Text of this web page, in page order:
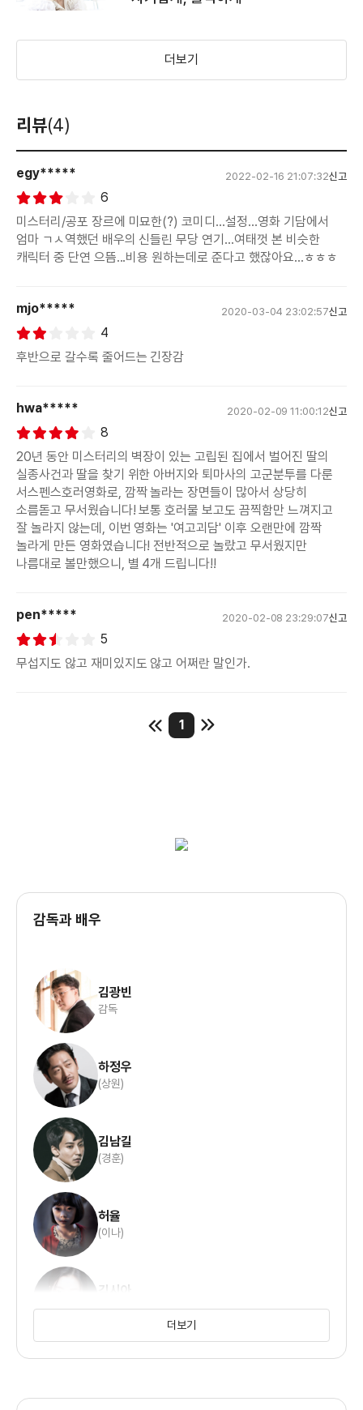
더보기
리뷰(4)
egy***** 2022-02-16 21:07:32신고
6
미스터리/공포 장르에 미묘한(?) 코미디...설정...영화 기담에서
엄마 ㄱㅅ역했던 배우의 신들린 무당 연기...여태껏 본 비슷한
캐릭터 중 단연 으뜸...비용 원하는데로 준다고 했잖아요...ㅎㅎㅎ
mjo***** 2020-03-04 23:02:57신고
4
후반으로 갈수록 줄어드는 긴장감
hwa***** 2020-02-09 11:00:12신고
8
20년 동안 미스터리의 벽장이 있는 고립된 집에서 벌어진 딸의
실종사건과 딸을 찾기 위한 아버지와 퇴마사의 고군분투를 다룬
서스펜스호러영화로, 깜짝 놀라는 장면들이 많아서 상당히
소름돋고 무서웠습니다! 보통 호러물 보고도 끔찍함만 느껴지고
잘 놀라지 않는데, 이번 영화는 '여고괴담' 이후 오랜만에 깜짝
놀라게 만든 영화였습니다! 전반적으로 놀랐고 무서웠지만
나름대로 볼만했으니, 별 4개 드립니다!!
pen***** 2020-02-08 23:29:07신고
5
무섭지도 않고 재미있지도 않고 어쩌란 말인가.
1
감독과 배우
김광빈
감독
하정우
(상원)
김남길
(경훈)
허율
(이나)
김시아
(명진)
더보기